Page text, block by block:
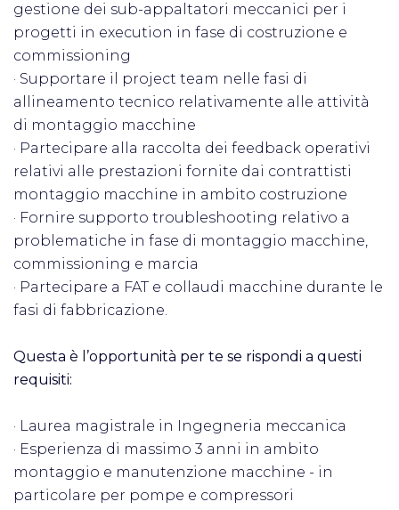
gestione dei sub-appaltatori meccanici per i
progetti in execution in fase di costruzione e
commissioning
· Supportare il project team nelle fasi di
allineamento tecnico relativamente alle attività
di montaggio macchine
· Partecipare alla raccolta dei feedback operativi
relativi alle prestazioni fornite dai contrattisti
montaggio macchine in ambito costruzione
· Fornire supporto troubleshooting relativo a
problematiche in fase di montaggio macchine,
commissioning e marcia
· Partecipare a FAT e collaudi macchine durante le
fasi di fabbricazione.
Questa è l’opportunità per te se rispondi a questi
requisiti:
· Laurea magistrale in Ingegneria meccanica
· Esperienza di massimo 3 anni in ambito
montaggio e manutenzione macchine - in
particolare per pompe e compressori